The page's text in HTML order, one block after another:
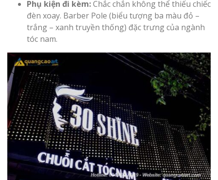
Phụ kiện đi kèm:Chắc chắn không thể thiếu chiếc
đèn xoay. Barber Pole (biểu tượng ba màu đỏ –
trắng – xanh truyền thống) đặc trưng của ngành
tóc nam.